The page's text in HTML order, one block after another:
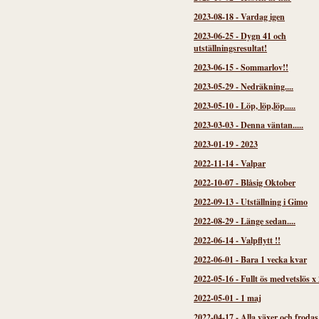
2023-08-18-Vardag igen
2023-06-25-Dygn 41 och
utställningsresultat!
2023-06-15-Sommarlov!!
2023-05-29-Nedräkning....
2023-05-10-Löp, löp,löp.....
2023-03-03-Denna väntan.....
2023-01-19-2023
2022-11-14-Valpar
2022-10-07-Blåsig Oktober
2022-09-13-Utställning i Gimo
2022-08-29-Länge sedan....
2022-06-14-Valpflytt !!
2022-06-01 -Bara 1 vecka kvar
2022-05-16-Fullt ös medvetslös x
2022-05-01 - 1 maj